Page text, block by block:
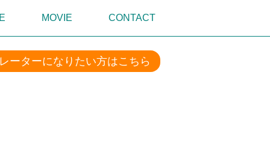
MOVIE CONTACT
ーターになりたい方はこちら